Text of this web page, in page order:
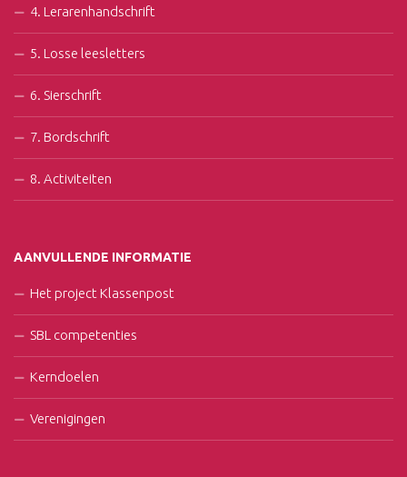
4. Lerarenhandschrift
5. Losse leesletters
6. Sierschrift
7. Bordschrift
8. Activiteiten
AANVULLENDE INFORMATIE
Het project Klassenpost
SBL competenties
Kerndoelen
Verenigingen